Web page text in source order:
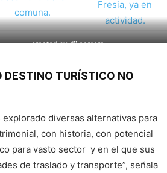
comuna.
Fresia, ya en
actividad.
created by dji camera
DESTINO TURÍSTICO NO
diversas alternativas para
con historia, con potencial
para vasto sector y en el que sus
de traslado y transporte”, señala